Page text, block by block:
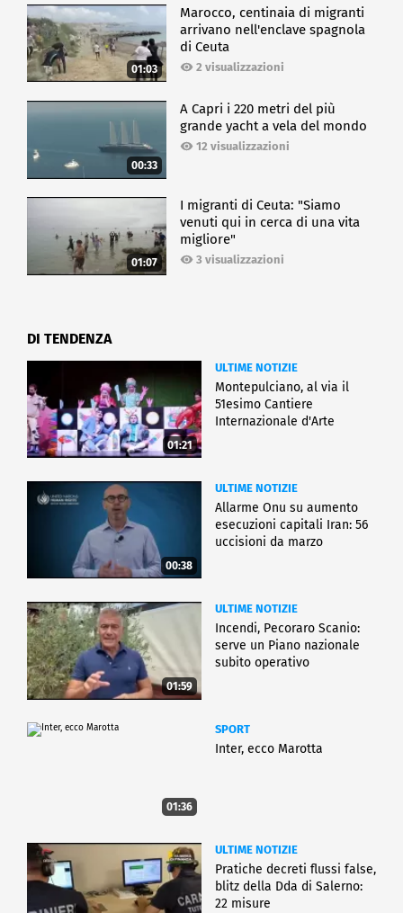
01:03
Marocco, centinaia di migranti
arrivano nell'enclave spagnola
di Ceuta
2 visualizzazioni
00:33
A Capri i 220 metri del più
grande yacht a vela del mondo
12 visualizzazioni
01:07
I migranti di Ceuta: "Siamo
venuti qui in cerca di una vita
migliore"
3 visualizzazioni
DI TENDENZA
01:21
ULTIME NOTIZIE
Montepulciano, al via il
51esimo Cantiere
Internazionale d'Arte
00:38
ULTIME NOTIZIE
Allarme Onu su aumento
esecuzioni capitali Iran: 56
uccisioni da marzo
01:59
ULTIME NOTIZIE
Incendi, Pecoraro Scanio:
serve un Piano nazionale
subito operativo
01:36
SPORT
Inter, ecco Marotta
ULTIME NOTIZIE
Pratiche decreti flussi false,
blitz della Dda di Salerno:
22 misure